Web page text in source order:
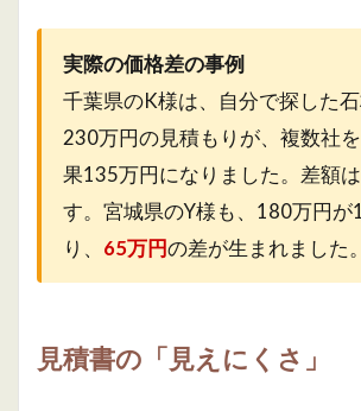
実際の価格差の事例
千葉県のK様は、自分で探した
230万円の見積もりが、複数社
果135万円になりました。差額は
す。宮城県のY様も、180万円が
り、 65万円の差が生まれました。
見積書の「見えにくさ」